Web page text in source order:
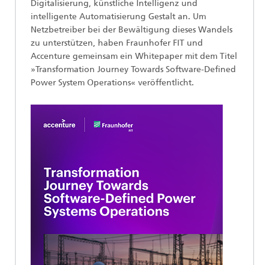
Digitalisierung, künstliche Intelligenz und
intelligente Automatisierung Gestalt an. Um
Netzbetreiber bei der Bewältigung dieses Wandels
zu unterstützen, haben Fraunhofer FIT und
Accenture gemeinsam ein Whitepaper mit dem Titel
»Transformation Journey Towards Software-Defined
Power System Operations« veröffentlicht.